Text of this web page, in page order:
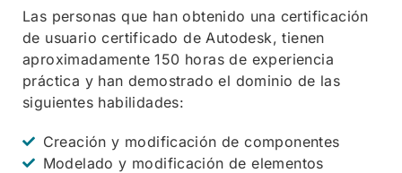
Las personas que han obtenido una certificación
de usuario certificado de Autodesk, tienen
aproximadamente 150 horas de experiencia
práctica y han demostrado el dominio de las
siguientes habilidades:
Creación y modificación de componentes
Modelado y modificación de elementos